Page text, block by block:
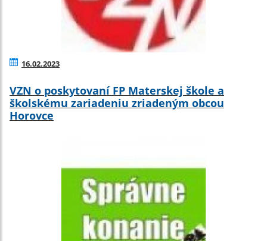
16.02.2023
VZN o poskytovaní FP Materskej škole a
školskému zariadeniu zriadeným obcou
Horovce